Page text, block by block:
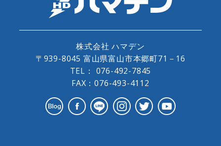
株式会社 ハマデン
〒939-8045 富山県富山市本郷町71－16
TEL： 076-492-7845
FAX：076-493-4112